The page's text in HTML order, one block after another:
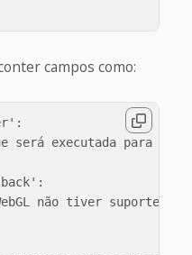
campos como:
será executada para
não tiver suporte.